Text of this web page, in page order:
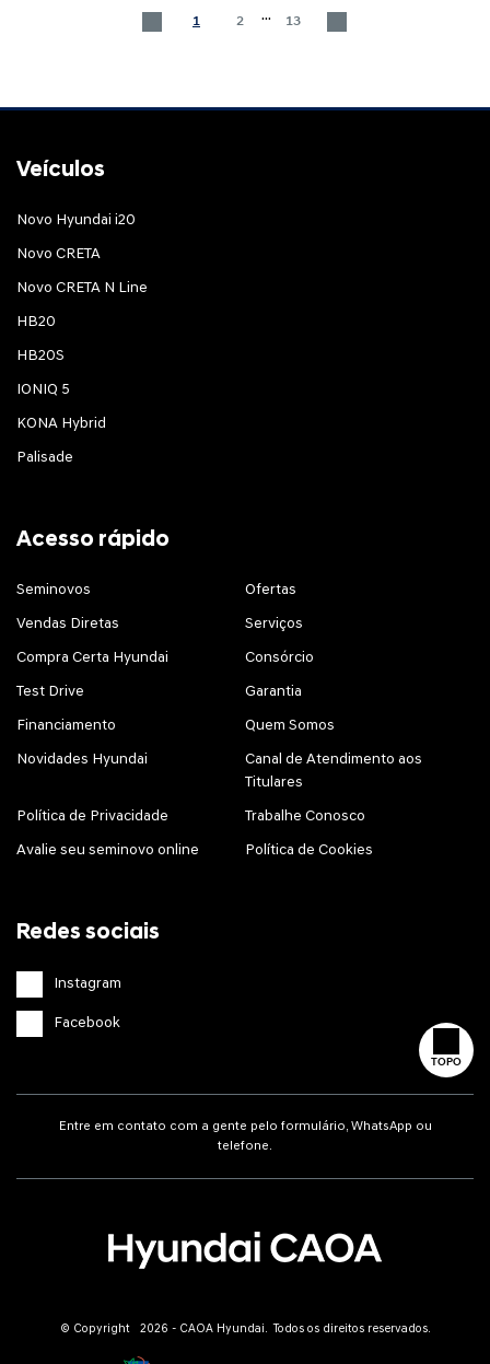
1 2 ... 13
TOPO
Veículos
Novo Hyundai i20
Novo CRETA
Novo CRETA N Line
HB20
HB20S
IONIQ 5
KONA Hybrid
Palisade
Acesso rápido
Seminovos Ofertas
Vendas Diretas Serviços
Compra Certa Hyundai Consórcio
Test Drive Garantia
Financiamento Quem Somos
Novidades Hyundai
Canal de Atendimento aos
Titulares
Política de Privacidade Trabalhe Conosco
Avalie seu seminovo online Política de Cookies
Redes sociais
Instagram
Facebook
Entre em contato com a gente pelo formulário, WhatsApp ou
telefone.
© Copyright 2026 - CAOA Hyundai. Todos os direitos reservados.